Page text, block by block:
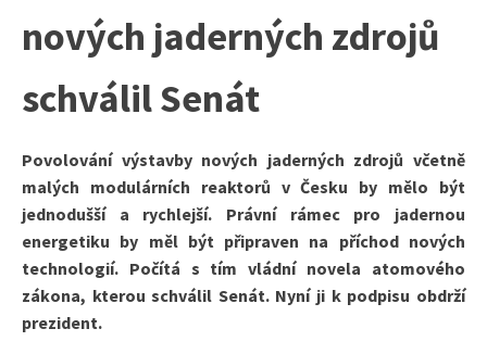
nových jaderných zdrojů
schválil Senát
Povolování výstavby nových jaderných zdrojů včetně
malých modulárních reaktorů v Česku by mělo být
jednodušší a rychlejší. Právní rámec pro jadernou
energetiku by měl být připraven na příchod nových
technologií. Počítá s tím vládní novela atomového
zákona, kterou schválil Senát. Nyní ji k podpisu obdrží
prezident.